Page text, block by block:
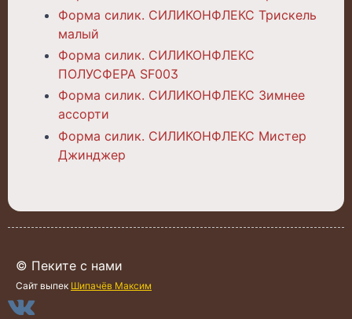
Форма силик. СИЛИКОНФЛЕКС Трискель
малый
Форма силик. СИЛИКОНФЛЕКС
ПОЛУСФЕРА SF003
Форма силик. СИЛИКОНФЛЕКС Зимнее
ассорти
Форма силик. СИЛИКОНФЛЕКС Мистер
Джинджер
© Пеките с нами
Сайт выпек Шипачёв Максим